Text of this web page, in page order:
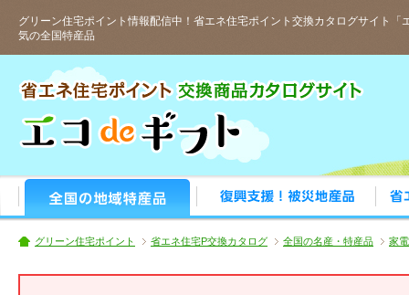
グリーン住宅ポイント情報配信中！省エネ住宅ポイント交換カタログサイト「
気の全国特産品
グリーン住宅ポイント 省エネ住宅P交換カタログ 全国の名産・特産品 家